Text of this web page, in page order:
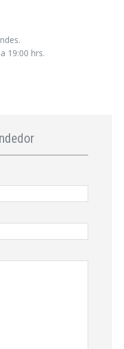
19:00 hrs.